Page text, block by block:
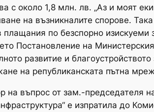
с около 1,8 млн. лв. „Аз и моят
на възникналите спорове.
плащания по безспорно
Постановление на
развитие и
на републиканската пътна
на въпрос от зам.-председателя
е изпратила до